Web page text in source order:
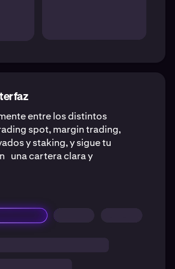
entre los distintos
spot, margin trading,
y staking, y sigue tu
una cartera clara y